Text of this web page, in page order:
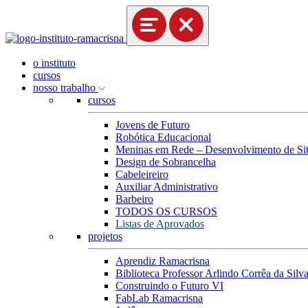
o instituto
cursos
nosso trabalho
cursos
Jovens de Futuro
Robótica Educacional
Meninas em Rede – Desenvolvimento de
Design de Sobrancelha
Cabeleireiro
Auxiliar Administrativo
Barbeiro
TODOS OS CURSOS
Listas de Aprovados
projetos
Aprendiz Ramacrisna
Biblioteca Professor Arlindo Corrêa da Silva
Construindo o Futuro VI
FabLab Ramacrisna